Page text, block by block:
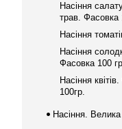
Насіння
трав. Фасовка
Насіння
Насіння
Фасовка 100
Насіння
100гр.
Насіння.